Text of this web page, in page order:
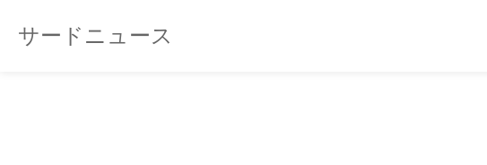
サードニュース